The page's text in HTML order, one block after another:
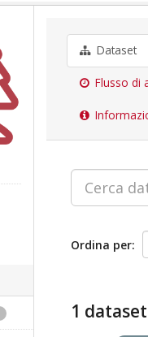
Dataset
Flusso di
Ordina per
1